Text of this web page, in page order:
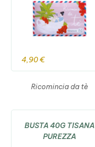
4,90€
Ricomincia da tè
BUSTA 40G TISANA
PUREZZA